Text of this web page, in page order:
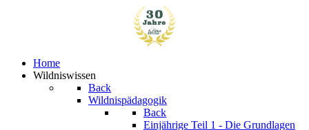
Home
Wildniswissen
Back
Wildnispädagogik
Back
Einjährige Teil 1 - Die Grundlagen